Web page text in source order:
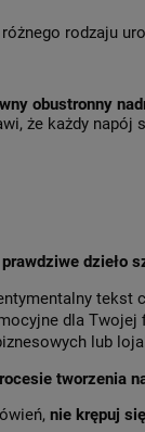
rodzaju
obustronny
że każdy napój
prawdziwe dzieło
tekst
dla Twojej
lub
tworzenia
nie krępuj